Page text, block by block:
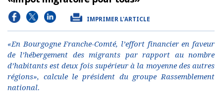
IMPRIMER L'ARTICLE
«En Bourgogne Franche-Comté, l’effort financier en faveur
de l’hébergement des migrants par rapport au nombre
d’habitants est deux fois supérieur à la moyenne des autres
régions», calcule le président du groupe Rassemblement
national.